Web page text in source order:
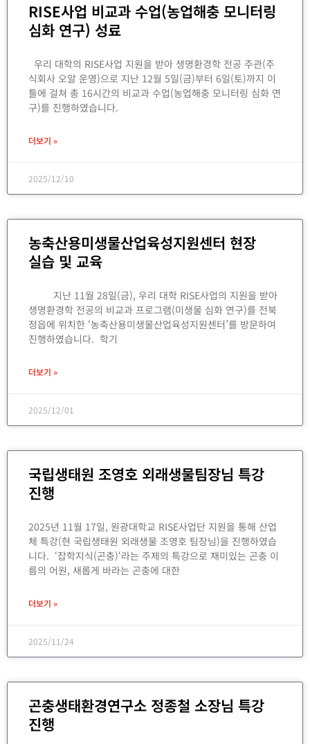
RISE사업 비교과 수업(농업해충 모니터링
심화 연구) 성료
우리 대학의 RISE사업 지원을 받아 생명환경학 전공 주관(주
식회사 오알 운영)으로 지난 12월 5일(금)부터 6일(토)까지 이
틀에 걸쳐 총 16시간의 비교과 수업(농업해충 모니터링 심화 연
구)를 진행하였습니다.
더보기 »
2025/12/10
농축산용미생물산업육성지원센터 현장
실습 및 교육
지난 11월 28일(금), 우리 대학 RISE사업의 지원을 받아
생명환경학 전공의 비교과 프로그램(미생물 심화 연구)를 전북
정읍에 위치한 ‘농축산용미생물산업육성지원센터’를 방문하여
진행하였습니다. 학기
더보기 »
2025/12/01
국립생태원 조영호 외래생물팀장님 특강
진행
2025년 11월 17일, 원광대학교 RISE사업단 지원을 통해 산업
체 특강(현 국립생태원 외래생물 조영호 팀장님)을 진행하였습
니다. ‘잡학지식(곤충)‘라는 주제의 특강으로 재미있는 곤충 이
름의 어원, 새롭게 바라는 곤충에 대한
더보기 »
2025/11/24
곤충생태환경연구소 정종철 소장님 특강
진행